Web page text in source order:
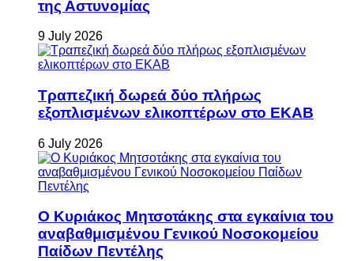
της Αστυνομίας
9 July 2026
Τραπεζική δωρεά δύο πλήρως
εξοπλισμένων ελικοπτέρων στο ΕΚΑΒ
6 July 2026
Ο Κυριάκος Μητσοτάκης στα εγκαίνια του
αναβαθμισμένου Γενικού Νοσοκομείου
Παίδων Πεντέλης